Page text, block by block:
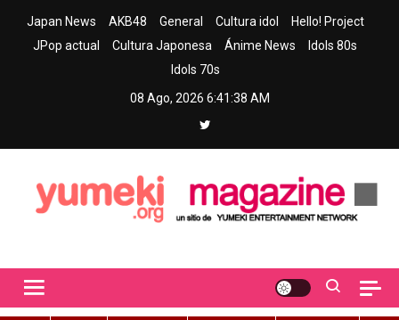
Japan News AKB48 General Cultura idol
Hello! Project
JPop actual
Cultura Japonesa Ánime News
Idols 80s
Idols 70s
08 Ago, 2026 6:41:39 AM